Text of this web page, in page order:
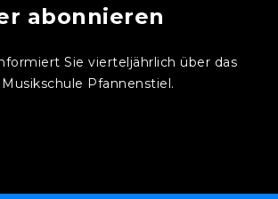
abonnieren
Sie vierteljährlich über das
Pfannenstiel.